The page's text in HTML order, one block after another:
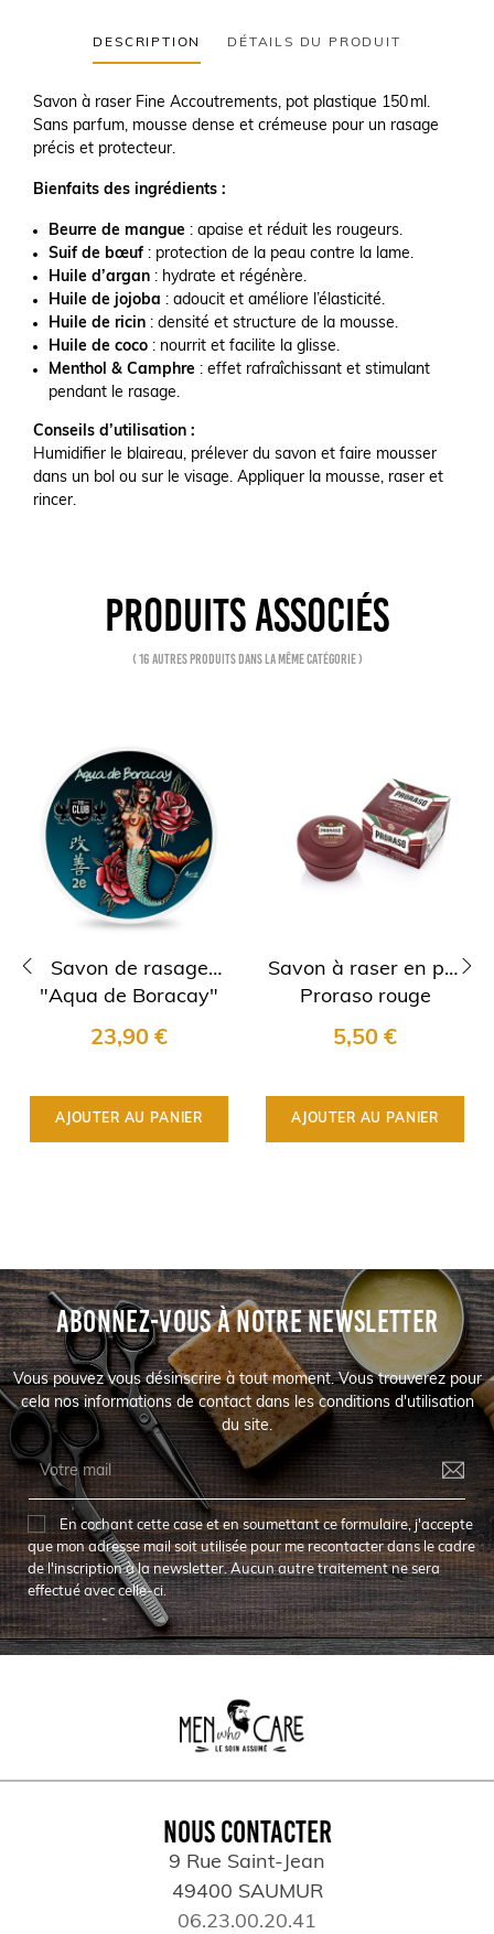
DESCRIPTION DÉTAILS DU PRODUIT
Savon à raser Fine Accoutrements, pot plastique 150 ml.
Sans parfum, mousse dense et crémeuse pour un rasage
précis et protecteur.
Bienfaits des ingrédients :
Beurre de mangue : apaise et réduit les rougeurs.
Suif de bœuf : protection de la peau contre la lame.
Huile d’argan : hydrate et régénère.
Huile de jojoba : adoucit et améliore l’élasticité.
Huile de ricin : densité et structure de la mousse.
Huile de coco : nourrit et facilite la glisse.
Menthol & Camphre : effet rafraîchissant et stimulant
pendant le rasage.
Conseils d’utilisation :
Humidifier le blaireau, prélever du savon et faire mousser
dans un bol ou sur le visage. Appliquer la mousse, raser et
rincer.
PRODUITS ASSOCIÉS
( 16 autres produits dans la même catégorie )
Savon de rasage
"Aqua de Boracay"
K2E Ariana & Evans
23,90 €
AJOUTER AU PANIER
Savon à raser en pot
Proraso rouge
5,50 €
AJOUTER AU PANIER
ABONNEZ-VOUS À NOTRE NEWSLETTER
Vous pouvez vous désinscrire à tout moment. Vous trouverez pour
cela nos informations de contact dans les conditions d'utilisation
du site.
En cochant cette case et en soumettant ce formulaire, j'accepte
que mon adresse mail soit utilisée pour me recontacter dans le cadre
de l'inscription à la newsletter. Aucun autre traitement ne sera
effectué avec celle-ci.
NOUS CONTACTER
9 Rue Saint-Jean
49400 SAUMUR
06.23.00.20.41